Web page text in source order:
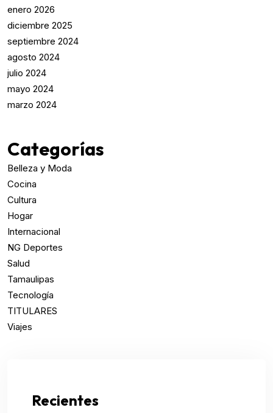
enero 2026
diciembre 2025
septiembre 2024
agosto 2024
julio 2024
mayo 2024
marzo 2024
Categorías
Belleza y Moda
Cocina
Cultura
Hogar
Internacional
NG Deportes
Salud
Tamaulipas
Tecnología
TITULARES
Viajes
Recientes